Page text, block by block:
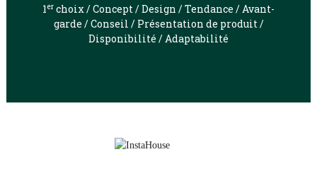
1er choix / Concept / Design / Tendance / Avant-
garde / Conseil / Présentation de produit /
Disponibilité / Adaptabilité